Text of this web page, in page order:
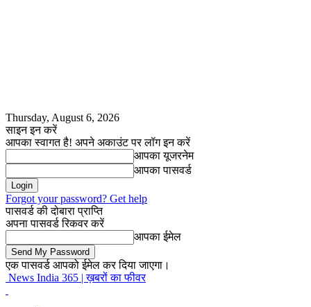
Thursday, August 6, 2026
साइन इन करें
आपका स्वागत है! अपने अकाउंट पर लॉग इन करें
आपका यूजरनेम
आपका पासवर्ड
Forgot your password? Get help
पासवर्ड की दोबारा प्राप्ति
अपना पासवर्ड रिकवर करें
आपका ईमेल
एक पासवर्ड आपको ईमेल कर दिया जाएगा।
News India 365 | ख़बरों का फीवर